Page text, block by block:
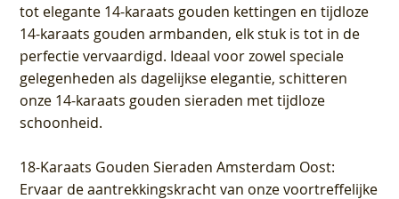
tot elegante 14-karaats gouden kettingen en tijdloze
14-karaats gouden armbanden, elk stuk is tot in de
perfectie vervaardigd. Ideaal voor zowel speciale
gelegenheden als dagelijkse elegantie, schitteren
onze 14-karaats gouden sieraden met tijdloze
schoonheid.
18-Karaats Gouden Sieraden Amsterdam Oost:
Ervaar de aantrekkingskracht van onze voortreffelijke